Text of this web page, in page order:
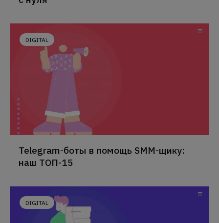
DIGITAL
Telegram-боты в помощь SMM-щику:
наш ТОП-15
DIGITAL